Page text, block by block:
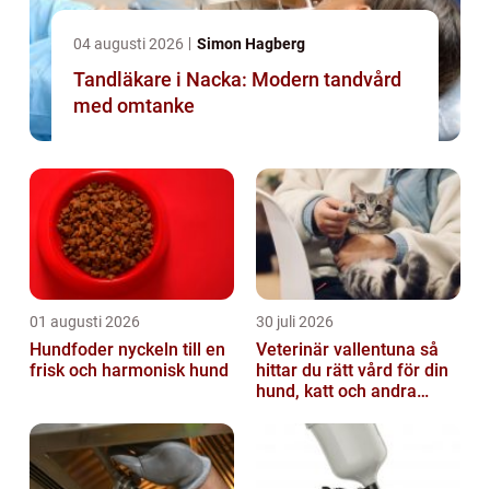
04 augusti 2026 Simon Hagberg
Tandläkare i Nacka: Modern tandvård
med omtanke
01 augusti 2026
Hundfoder nyckeln till en
frisk och harmonisk hund
30 juli 2026
Veterinär vallentuna så
hittar du rätt vård för din
hund, katt och andra